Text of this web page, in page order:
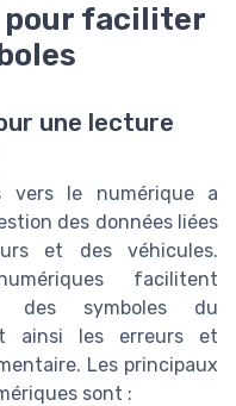
pour faciliter
une lecture
vers le numérique a
des données liées
et des véhicules.
facilitent
des symboles du
ainsi les erreurs et
Les principaux
sont :